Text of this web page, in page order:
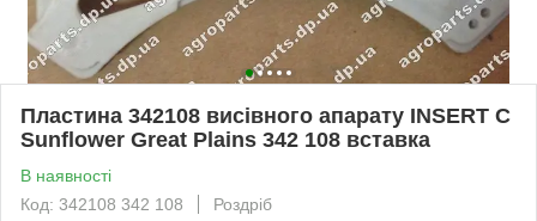
Пластина 342108 висівного апарату INSERT C
Sunflower Great Plains 342 108 вставка
В наявності
Код: 342108 342 108
Роздріб